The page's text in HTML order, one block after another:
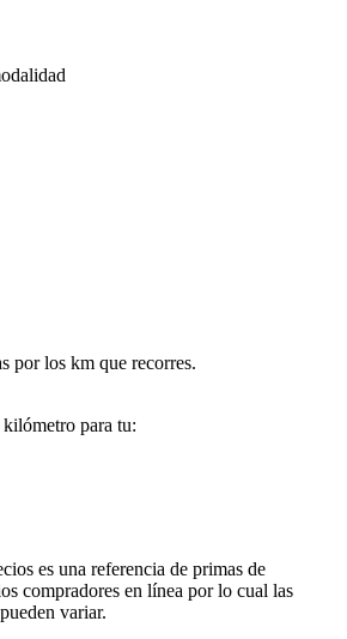
por los km que recorres.
para tu:
es una referencia de primas de
compradores en línea por lo cual las
variar.